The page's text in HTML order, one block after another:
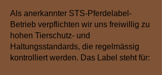
Als anerkannter STS-Pferdelabel-
Betrieb verpflichten wir uns freiwillig zu
hohen Tierschutz- und
Haltungsstandards, die regelmässig
kontrolliert werden. Das Label steht für: